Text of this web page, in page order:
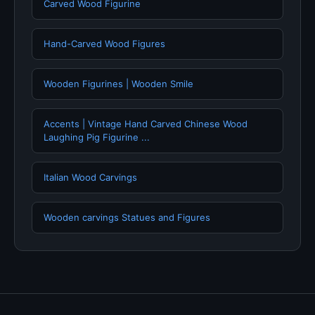
Carved Wood Figurine
Hand-Carved Wood Figures
Wooden Figurines | Wooden Smile
Accents | Vintage Hand Carved Chinese Wood
Laughing Pig Figurine ...
Italian Wood Carvings
Wooden carvings Statues and Figures